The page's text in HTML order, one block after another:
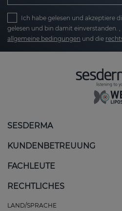
Ich habe gelesen und akzeptiere
gelesen und bin damit einverstanden. ,
allgemeine bedingungen und die
SESDERMA
KUNDENBETREUUNG
FACHLEUTE
RECHTLICHES
LAND/SPRACHE